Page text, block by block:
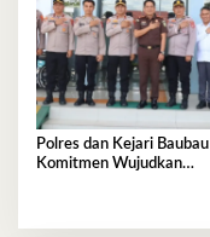
Polres dan Kejari Baubau
Komitmen Wujudkan